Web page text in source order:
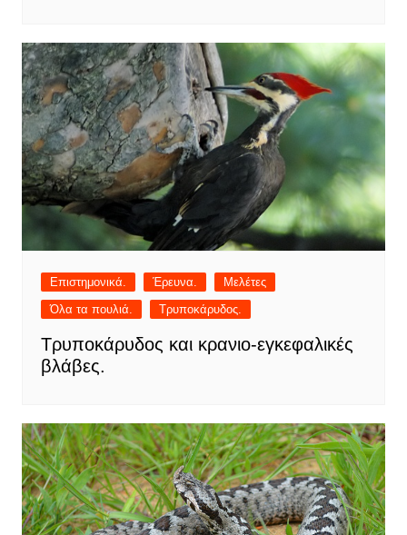
Επιστημονικά. Έρευνα.
Μελέτες
Όλα τα πουλιά.
Τρυποκάρυδος.
Τρυποκάρυδος και κρανιο-εγκεφαλικές
βλάβες.